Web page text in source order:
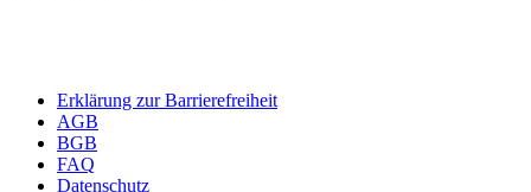
Erklärung zur Barrierefreiheit
AGB
BGB
FAQ
Datenschutz